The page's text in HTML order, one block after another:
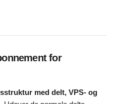
for
med delt, VPS- og